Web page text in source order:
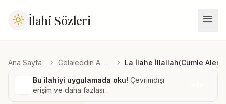
light_mode İlahi Sözleri menu
Ana Sayfa chevron_right Celaleddin Ada chevron_right La İlahe İllallah(Cümle Alem
Bu ilahiyi uygulamada oku! Çevrimdışı
erişim ve daha fazlası.